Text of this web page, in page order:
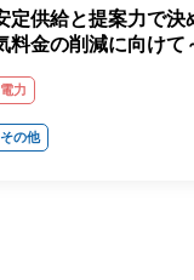
定供給と提案力で
料金の削減に向けて
電力
その他